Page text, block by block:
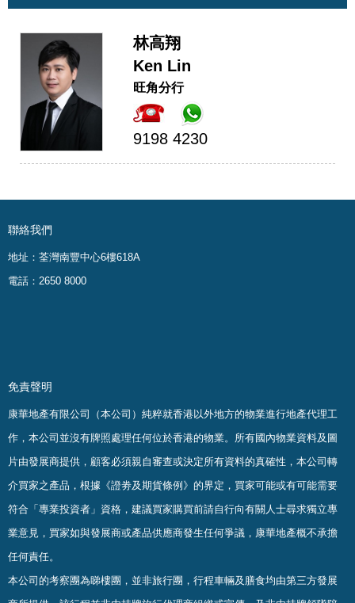
林高翔
Ken Lin
旺角分行
9198 4230
聯絡我們
地址：荃灣南豐中心6樓618A
電話：2650 8000
免責聲明
康華地產有限公司（本公司）純粹就香港以外地方的物業進行地產代理工
作，本公司並沒有牌照處理任何位於香港的物業。 所有國內物業資料及圖
片由發展商提供，顧客必須親自審查或決定所有資料的真確性 ， 本公司轉
介買家之產品，根據《證劵及期貨條例》的界定，買家可能或有可能需要
符合「專業投資者」資格，建議買家購買前請自行向有關人士尋求獨立專
業意見，買家如與發展商或產品供應商發生任何爭議，康華地產概不承擔
任何責任。
本公司的考察團為睇樓團，並非旅行團，行程車輛及膳食均由第三方發展